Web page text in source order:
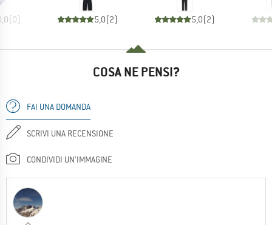
(0) 5,0(2) 5,0(2)
COSA NE PENSI?
FAI UNA DOMANDA
SCRIVI UNA RECENSIONE
CONDIVIDI UN'IMMAGINE